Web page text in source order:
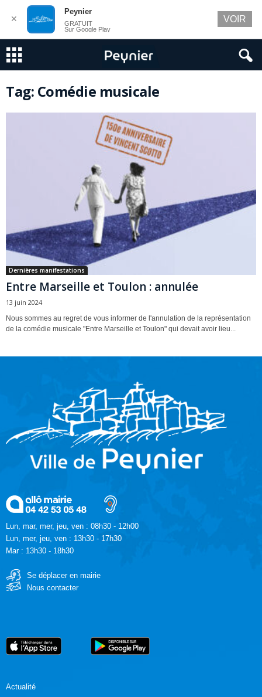
Tag: Comédie musicale
Dernières manifestations
Entre Marseille et Toulon : annulée
13 juin 2024
Nous sommes au regret de vous informer de l'annulation de la représentation
de la comédie musicale "Entre Marseille et Toulon" qui devait avoir lieu...
Lun, mar, mer, jeu, ven : 08h30 - 12h00
Lun, mer, jeu, ven : 13h30 - 17h30
Mar : 13h30 - 18h30
Se déplacer en mairie
Nous contacter
Actualité
✕
Peynier
GRATUIT
Sur Google Play
VOIR